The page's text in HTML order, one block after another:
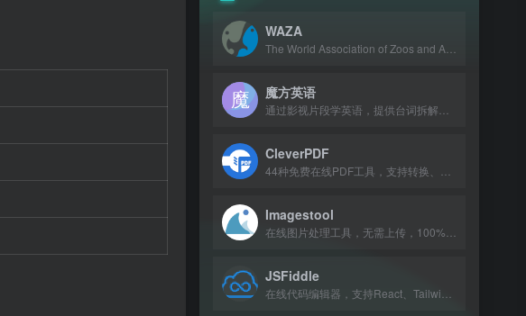
WAZA
魔方英语
CleverPDF
Imagestool
JSFiddle